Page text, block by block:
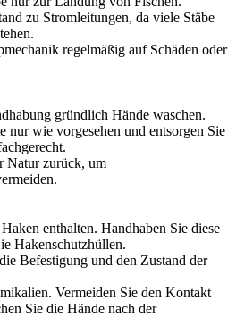
zu Stromleitungen, da viele Stäbe
regelmäßig auf Schäden oder
gründlich Hände waschen.
nur wie vorgesehen und entsorgen Sie
Natur zurück, um
enthalten. Handhaben Sie diese
Hakenschutzhüllen.
Befestigung und den Zustand der
Vermeiden Sie den Kontakt
Sie die Hände nach der